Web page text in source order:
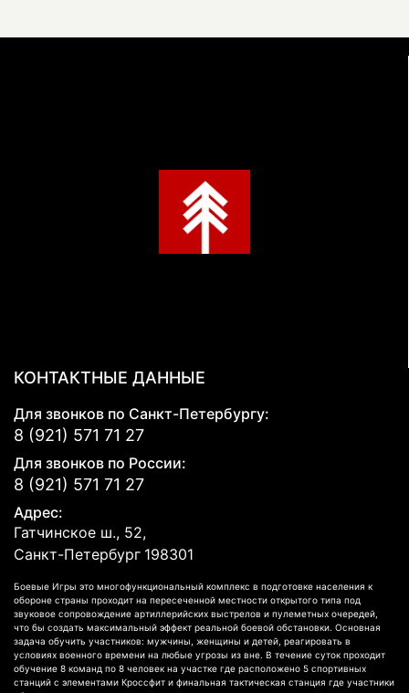
КОНТАКТНЫЕ ДАННЫЕ
Для звонков по Санкт-Петербургу:
8 (921) 571 71 27
Для звонков по России:
8 (921) 571 71 27
Адрес:
Гатчинское ш., 52,
Санкт-Петербург 198301
Боевые Игры это многофункциональный комплекс в подготовке населения к
обороне страны проходит на пересеченной местности открытого типа под
звуковое сопровождение артиллерийских выстрелов и пулеметных очередей,
что бы создать максимальный эффект реальной боевой обстановки. Основная
задача обучить участников: мужчины, женщины и детей, реагировать в
условиях военного времени на любые угрозы из вне. В течение суток проходит
обучение 8 команд по 8 человек на участке где расположено 5 спортивных
станций с элементами Кроссфит и финальная тактическая станция где участники